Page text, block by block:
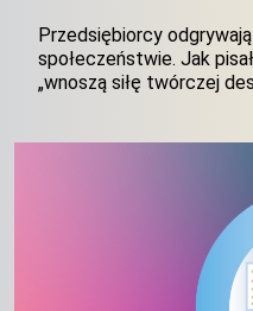
Przedsiębiorcy
społeczeństwie. Jak
„wnoszą siłę twórczej